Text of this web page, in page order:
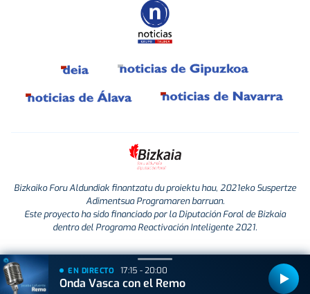
Bizkaiko Foru Aldundiak finantzatu du proiektu hau, 2021eko Suspertze
Adimentsua Programaren barruan.
Este proyecto ha sido financiado por la Diputación Foral de Bizkaia
dentro del Programa Reactivación Inteligente 2021.
EN DIRECTO 17:15 - 20:00
Onda Vasca con el Remo